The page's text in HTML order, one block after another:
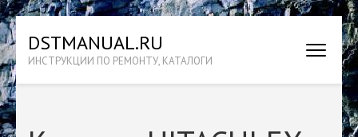
Перейти
к
содержимому
(нажмите
Enter)
DSTMANUAL.RU
ИНСТРУКЦИИ ПО РЕМОНТУ, КАТАЛОГИ